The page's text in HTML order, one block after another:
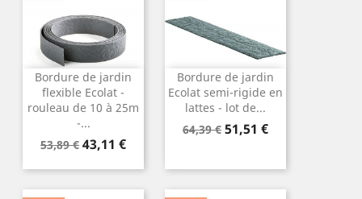
Bordure de jardin
flexible Ecolat -
rouleau de 10 à 25m
-...
Prix
base
53,89 € Prix
43,11 €
Bordure de jardin
Ecolat semi-rigide en
lattes - lot de...
Prix
64,39 € Prix
51,51 €